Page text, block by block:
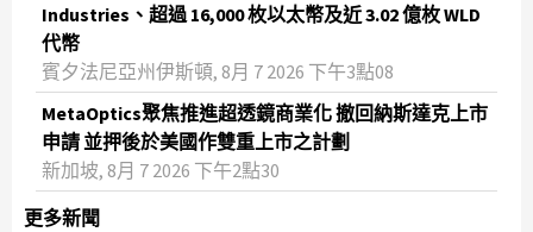
Industries、超過 16,000 枚以太幣及近 3.02 億枚 WLD
代幣
賓夕法尼亞州伊斯頓, 8月 7 2026 下午3點08
MetaOptics聚焦推進超透鏡商業化 撤回納斯達克上市
申請 並押後於美國作雙重上市之計劃
新加坡, 8月 7 2026 下午2點30
更多新聞